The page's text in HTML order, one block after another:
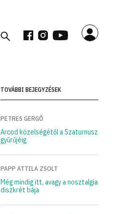
TOVÁBBI BEJEGYZÉSEK
PETRES GERGŐ
Arcod közelségétől a Szaturnusz
gyűrűjéig
PAPP ATTILA ZSOLT
Még mindig itt, avagy a nosztalgia
diszkrét bája